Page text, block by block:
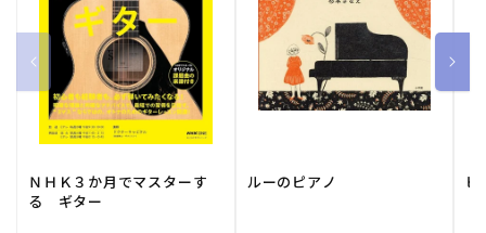
ＮＨＫ３か月でマスターす
る ギター
ルーのピアノ ピ